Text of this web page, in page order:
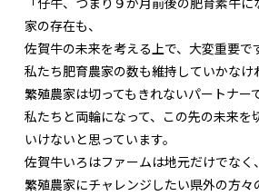
家の存在も、
佐賀牛の未来を考える上で、大変重要で
私たち肥育農家の数も維持していかなけ
繁殖農家は切ってもきれないパートナー
私たちと両輪になって、この先の未来を
いけないと思っています。
佐賀牛いろはファームは地元だけでなく、
繁殖農家にチャレンジしたい県外の方